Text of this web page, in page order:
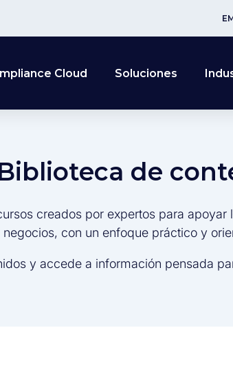
Cloud Soluciones
de
creados por expertos para
con un enfoque práctico y
y accede a información pensada